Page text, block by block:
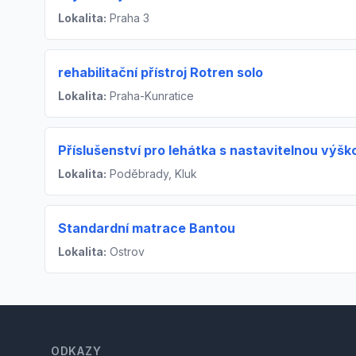
Lokalita: Praha 3
rehabilitační přístroj Rotren solo
Lokalita: Praha-Kunratice
Příslušenství pro lehátka s nastavitelnou
Lokalita: Poděbrady, Kluk
Standardní matrace Bantou
Lokalita: Ostrov
ODKAZY